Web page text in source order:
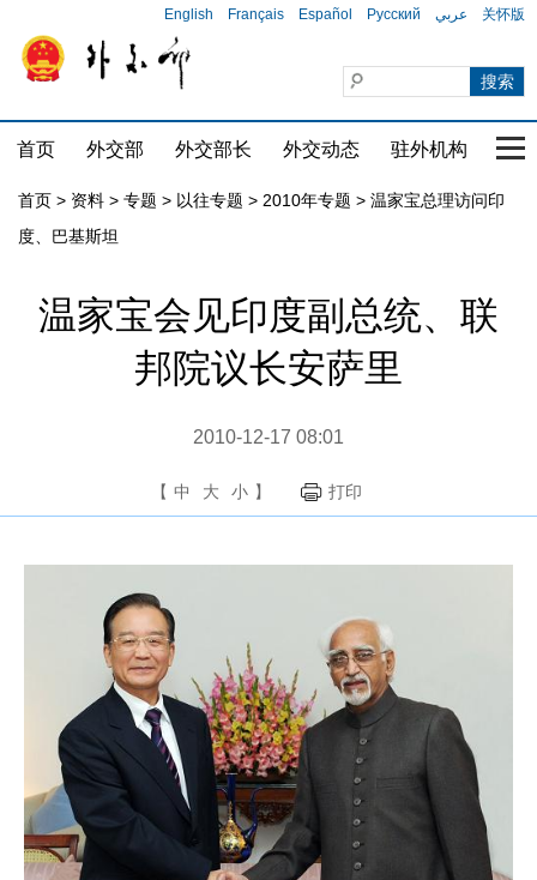
English Français Español Русский عربي 关怀版
首页 外交部 外交部长 外交动态 驻外机构 国
首页 > 资料 > 专题 > 以往专题 > 2010年专题 > 温家宝总理访问印
度、巴基斯坦
温家宝会见印度副总统、联
邦院议长安萨里
2010-12-17 08:01
【 中 大 小 】 打印